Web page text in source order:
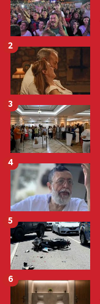
2
3
4
5
6